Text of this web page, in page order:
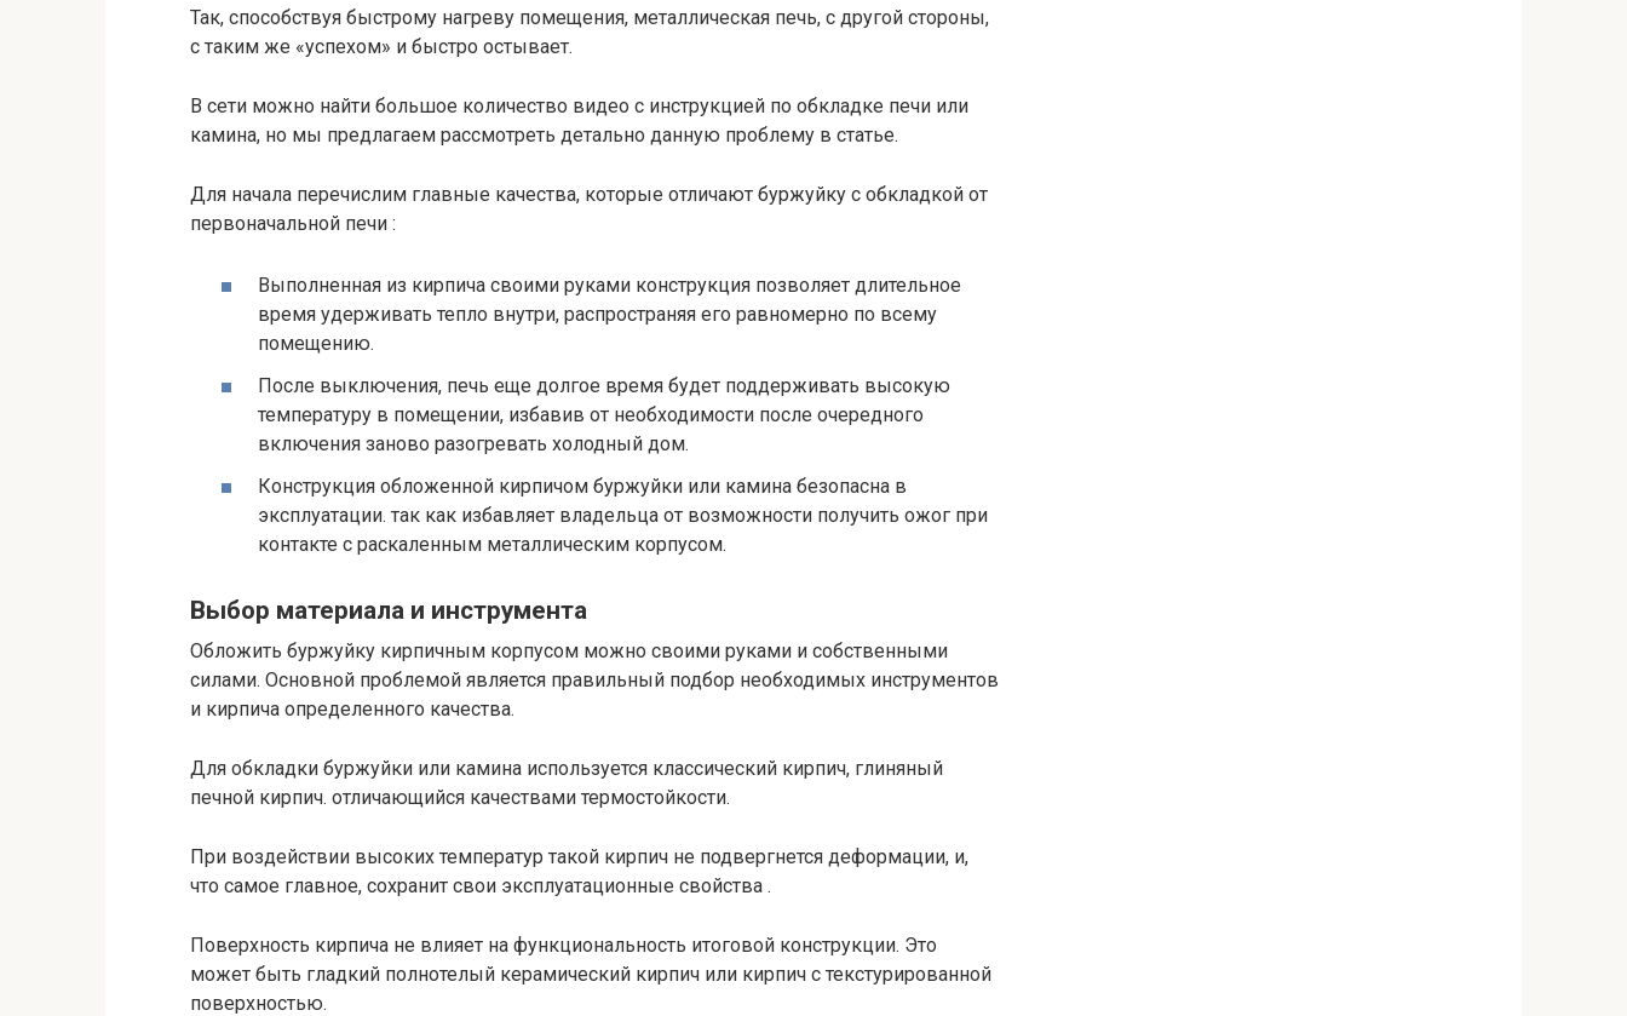
Так, способствуя быстрому нагреву помещения, металлическая печь, с другой стороны,
с таким же «успехом» и быстро остывает.
В сети можно найти большое количество видео с инструкцией по обкладке печи или
камина, но мы предлагаем рассмотреть детально данную проблему в статье.
Для начала перечислим главные качества, которые отличают буржуйку с обкладкой от
первоначальной печи :
Выполненная из кирпича своими руками конструкция позволяет длительное
время удерживать тепло внутри, распространяя его равномерно по всему
помещению.
После выключения, печь еще долгое время будет поддерживать высокую
температуру в помещении, избавив от необходимости после очередного
включения заново разогревать холодный дом.
Конструкция обложенной кирпичом буржуйки или камина безопасна в
эксплуатации. так как избавляет владельца от возможности получить ожог при
контакте с раскаленным металлическим корпусом.
Выбор материала и инструмента
Обложить буржуйку кирпичным корпусом можно своими руками и собственными
силами. Основной проблемой является правильный подбор необходимых инструментов
и кирпича определенного качества.
Для обкладки буржуйки или камина используется классический кирпич, глиняный
печной кирпич. отличающийся качествами термостойкости.
При воздействии высоких температур такой кирпич не подвергнется деформации, и,
что самое главное, сохранит свои эксплуатационные свойства .
Поверхность кирпича не влияет на функциональность итоговой конструкции. Это
может быть гладкий полнотелый керамический кирпич или кирпич с текстурированной
поверхностью.